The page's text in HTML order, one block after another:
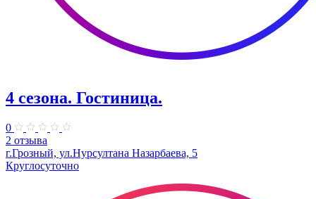
4 сезона. Гостиница.
0
2 отзыва
г.Грозный, ул.Нурсултана Назарбаева, 5
Круглосуточно